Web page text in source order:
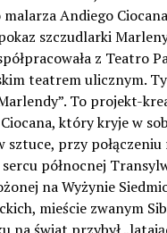
Andiego
szczudlarki
z Teatro
teatrem ulicznym.
To projekt-
który kryje w
sztuce, przy
północnej
na Wyżynie
mieście zwanym